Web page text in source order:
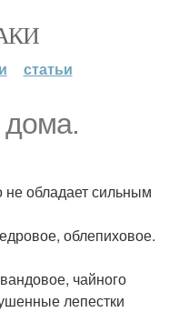
статьи
дома.
обладает сильным
облепиховое.
чайного
лепестки